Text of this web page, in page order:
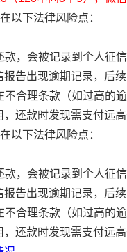
以下法律风险点：
，会被记录到个人征
告出现逾期记录，后续
合理条款（如过高的
还款时发现需支付远
以下法律风险点：
，会被记录到个人征
告出现逾期记录，后续
合理条款（如过高的
还款时发现需支付远